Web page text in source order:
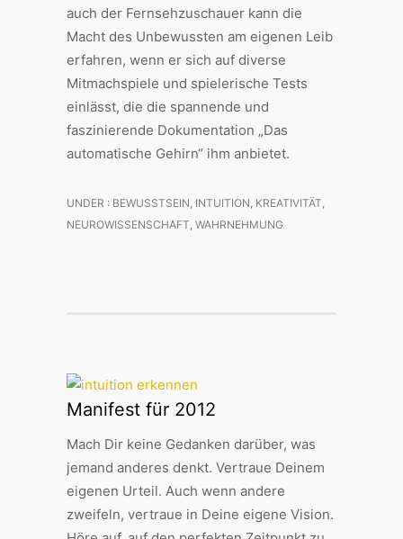
auch der Fernsehzuschauer kann die
Macht des Unbewussten am eigenen Leib
erfahren, wenn er sich auf diverse
Mitmachspiele und spielerische Tests
einlässt, die die spannende und
faszinierende Dokumentation „Das
automatische Gehirn“ ihm anbietet.
UNDER : BEWUSSTSEIN, INTUITION, KREATIVITÄT,
NEUROWISSENSCHAFT, WAHRNEHMUNG
Manifest für 2012
Mach Dir keine Gedanken darüber, was
jemand anderes denkt. Vertraue Deinem
eigenen Urteil. Auch wenn andere
zweifeln, vertraue in Deine eigene Vision.